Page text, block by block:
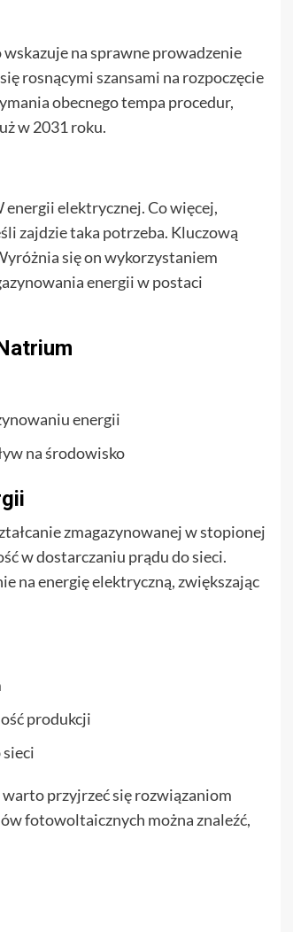
na sprawne prowadzenie
rosnącymi szansami na rozpoczęcie
obecnego tempa procedur,
w 2031 roku.
elektrycznej. Co więcej,
zajdzie taka potrzeba. Kluczową
się on wykorzystaniem
energii w postaci
energii
na środowisko
zmagazynowanej w stopionej
w dostarczaniu prądu do sieci.
na energię elektryczną, zwiększając
produkcji
przyjrzeć się rozwiązaniom
fotowoltaicznych można znaleźć,